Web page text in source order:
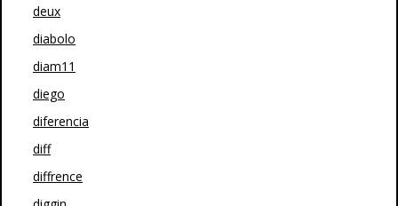
deux
diabolo
diam11
diego
diferencia
diff
diffrence